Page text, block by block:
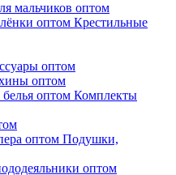
мальчиков оптом
Крестильные
оптом
оптом
Комплекты
Подушки,